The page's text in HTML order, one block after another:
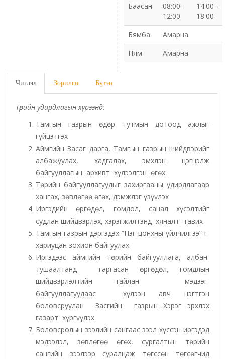
Орон нутгийн Өмчийн газар
Орхон аймаг дахь Гаалийн газар
Орхон аймгийн Байгаль орчны газар
Санхүүгийн хяналт, дотоод аудитын газар
Стандарт, хэмжил зүйн хэлтэс
Статистикийн хэлтэс
Татварын газар
Улсын бүртгэлийн хэлтэс
Ус цаг уур, орчны шинжилгээний төв
Хүүхэд, гэр бүлийн хөгжил, хамгааллын газар
Хөдөлмөр, халамжийн үйлчилгээний газар
Цагдаагийн газар
Шүүх шинжилгээний хэлтэс
Шүүхийн шийдвэр гүйцэтгэх газар-437 дугаар
Баасан
08:00 -
12:00
14:00 -
18:00
Бямба
Амарна
Ням
Амарна
Чиглэл Зорилго Бүтэц
Төрийн удирдлагын хүрээнд:
Тамгын газрын өдөр тутмын дотоод ажлыг
гүйцэтгэх
Аймгийн Засаг дарга, Тамгын газрын шийдвэрийг
албажуулах, хадгалах, эмхлэн цэгцэлж
байгууллагын архивт хүлээлгэн өгөх
Төрийн байгууллагуудыг захиргааны удирдлагаар
хангах, зөвлөгөө өгөх, дэмжлэг үзүүлэх
Иргэдийн өргөдөл, гомдол, санал хүсэлтийг
судлан шийдвэрлэх, хэрэгжилтэнд хяналт тавих
Тамгын газрын дэргэдэх “Нэг цонхны үйлчилгээ”-г
хариуцан зохион байгуулах
Иргэдээс аймгийн төрийн байгууллага, албан
тушаалтанд гаргасан өргөдөл, гомдлын
шийдвэрлэлтийн тайлан мэдээг
байгууллагуудаас хүлээн авч нэгтгэн
боловсруулан Засгийн газрын Хэрэг эрхлэх
газарт хүргүүлэх
Боловсролын зээлийн сангаас зээл хүссэн иргэдэд
мэдээлэл, зөвлөгөө өгөх, сургалтын төрийн
сангийн зээлээр суралцаж төгссөн төгсөгчид